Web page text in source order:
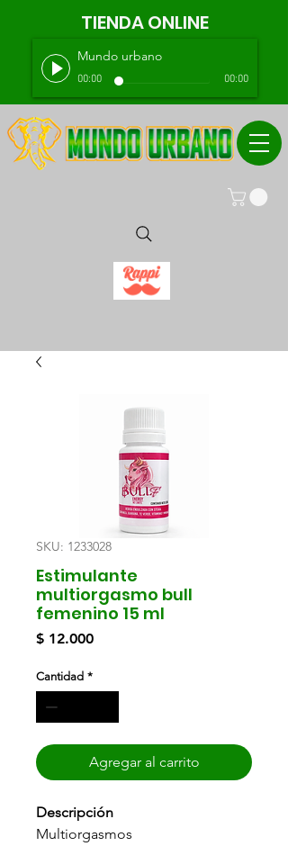
TIENDA ONLINE
Mundo urbano
00:00 00:00
SKU: 1233028
Estimulante
multiorgasmo bull
femenino 15 ml
$ 12.000Precio
Cantidad *
Agregar al carrito
Descripción
Multiorgasmos